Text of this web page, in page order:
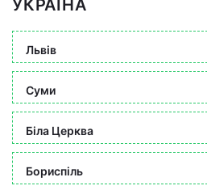
УКРАЇНА
Львів
Суми
Біла Церква
Бориспіль